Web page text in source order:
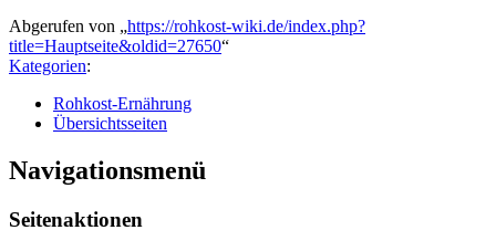
Abgerufen von „https://rohkost-wiki.de/index.php?
title=Hauptseite&oldid=27650“
Kategorien:
Rohkost-Ernährung
Übersichtsseiten
Navigationsmenü
Seitenaktionen